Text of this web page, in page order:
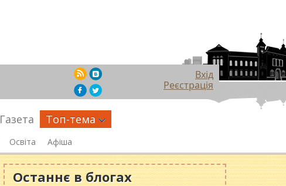
Вхід
Реєстрація
Газета Топ-тема
Освіта Афіша
Останнє в блогах